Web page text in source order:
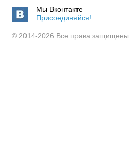
Мы Вконтакте
Присоединяйся!
© 2014-2026 Все права защищены.